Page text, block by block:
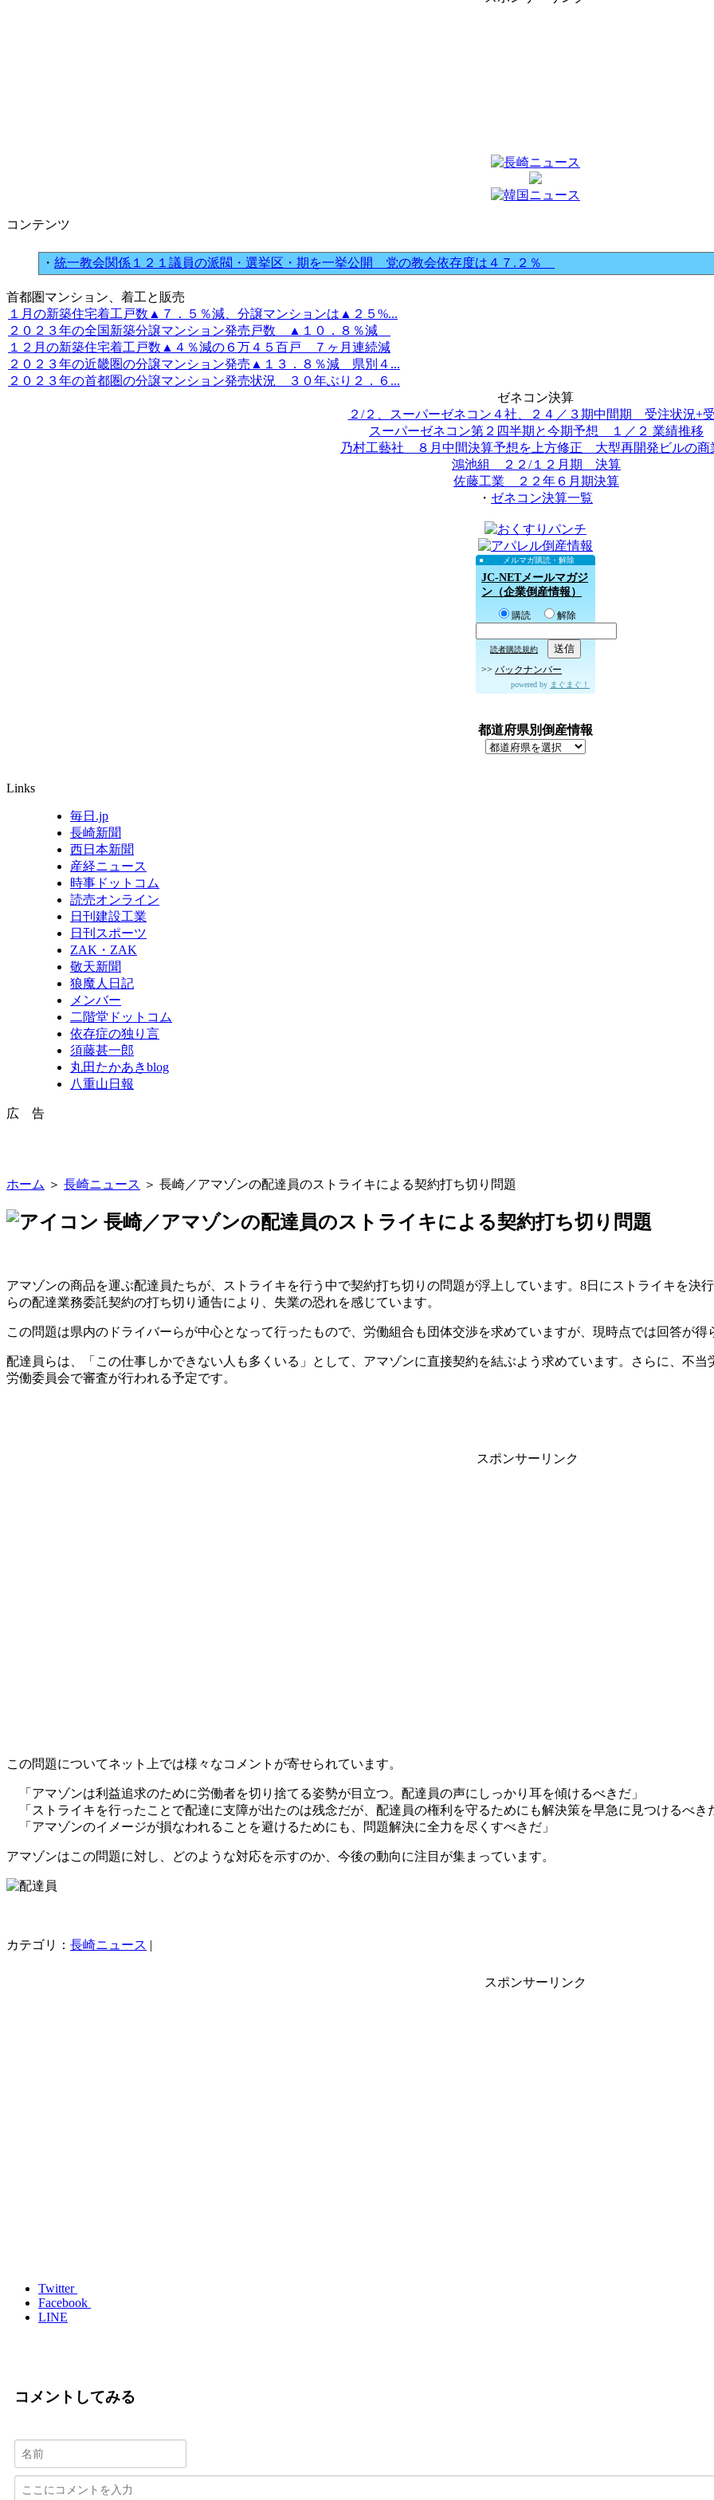
コンテンツ
・ 統一教会関係１２１議員の派閥・選挙区・期を一挙公開 党の教会依存度は４７.２％
首都圏マンション、着工と販売
１月の新築住宅着工戸数▲７．５％減、分譲マンションは▲２５%...
２０２３年の全国新築分譲マンション発売戸数 ▲１０．８％減
１２月の新築住宅着工戸数▲４％減の６万４５百戸 ７ヶ月連続減
２０２３年の近畿圏の分譲マンション発売▲１３．８％減 県別４...
２０２３年の首都圏の分譲マンション発売状況 ３０年ぶり２．６...
ゼネコン決算
２/２、スーパーゼネコン４社、２４／３期中間期 受注状況+
スーパーゼネコン第２四半期と今期予想 １／２ 業績推移
乃村工藝社 ８月中間決算予想を上方修正 大型再開発ビルの商
鴻池組 ２２/１２月期 決算
佐藤工業 ２２年６月期決算
・ ゼネコン決算一覧
メルマガ購読・解除
JC-NETメールマガジ
ン（企業倒産情報）
購読 解除
読者購読規約
>> バックナンバー
powered by まぐまぐ！
都道府県別倒産情報
Links
毎日.jp
長崎新聞
西日本新聞
産経ニュース
時事ドットコム
読売オンライン
日刊建設工業
日刊スポーツ
ZAK・ZAK
敬天新聞
狼魔人日記
メンバー
二階堂ドットコム
依存症の独り言
須藤甚一郎
丸田たかあきblog
八重山日報
広 告
ホーム ＞ 長崎ニュース ＞ 長崎／アマゾンの配達員のストライキによる契約打ち切り問題
長崎／アマゾンの配達員のストライキによる契約打ち切り問題
アマゾンの商品を運ぶ配達員たちが、ストライキを行う中で契約打ち切りの問題が浮上しています。8日にストライキを決
らの配達業務委託契約の打ち切り通告により、失業の恐れを感じています。
この問題は県内のドライバーらが中心となって行ったもので、労働組合も団体交渉を求めていますが、現時点では回答が得
配達員らは、「この仕事しかできない人も多くいる」として、アマゾンに直接契約を結ぶよう求めています。さらに、不
労働委員会で審査が行われる予定です。
スポンサーリンク
この問題についてネット上では様々なコメントが寄せられています。
「アマゾンは利益追求のために労働者を切り捨てる姿勢が目立つ。配達員の声にしっかり耳を傾けるべきだ」
「ストライキを行ったことで配達に支障が出たのは残念だが、配達員の権利を守るためにも解決策を早急に見つけるべき
「アマゾンのイメージが損なわれることを避けるためにも、問題解決に全力を尽くすべきだ」
アマゾンはこの問題に対し、どのような対応を示すのか、今後の動向に注目が集まっています。
カテゴリ： 長崎ニュース |
スポンサーリンク
Twitter
Facebook
LINE
コメントしてみる